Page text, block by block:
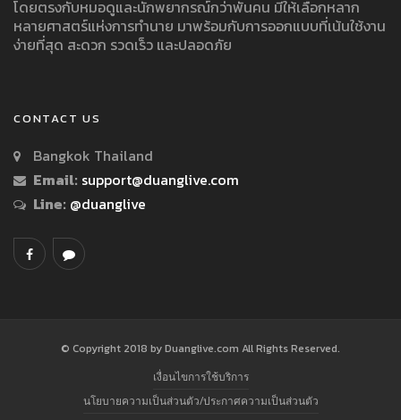
โดยตรงกับหมอดูและนักพยากรณ์กว่าพันคน มีให้เลือกหลาก
หลายศาสตร์แห่งการทำนาย มาพร้อมกับการออกแบบที่เน้นใช้งาน
ง่ายที่สุด สะดวก รวดเร็ว และปลอดภัย
CONTACT US
Bangkok Thailand
Email: support@duanglive.com
Line: @duanglive
© Copyright 2018 by Duanglive.com All Rights Reserved.
เงื่อนไขการใช้บริการ
นโยบายความเป็นส่วนตัว/ประกาศความเป็นส่วนตัว